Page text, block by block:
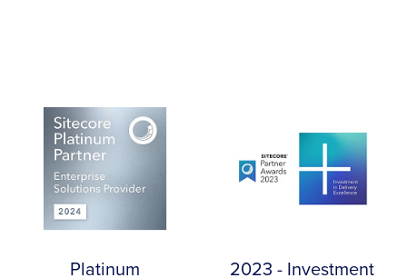
Platinum
2023 - Investment